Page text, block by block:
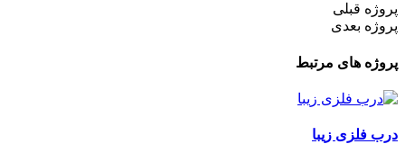
پروژه قبلی
پروژه بعدی
پروژه های مرتبط
درب فلزی زیبا